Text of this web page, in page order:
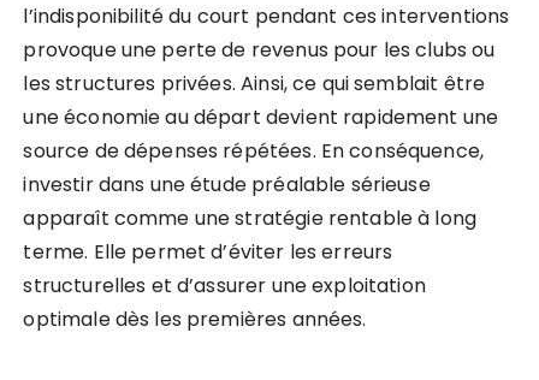
l’indisponibilité du court pendant ces interventions
provoque une perte de revenus pour les clubs ou
les structures privées. Ainsi, ce qui semblait être
une économie au départ devient rapidement une
source de dépenses répétées. En conséquence,
investir dans une étude préalable sérieuse
apparaît comme une stratégie rentable à long
terme. Elle permet d’éviter les erreurs
structurelles et d’assurer une exploitation
optimale dès les premières années.